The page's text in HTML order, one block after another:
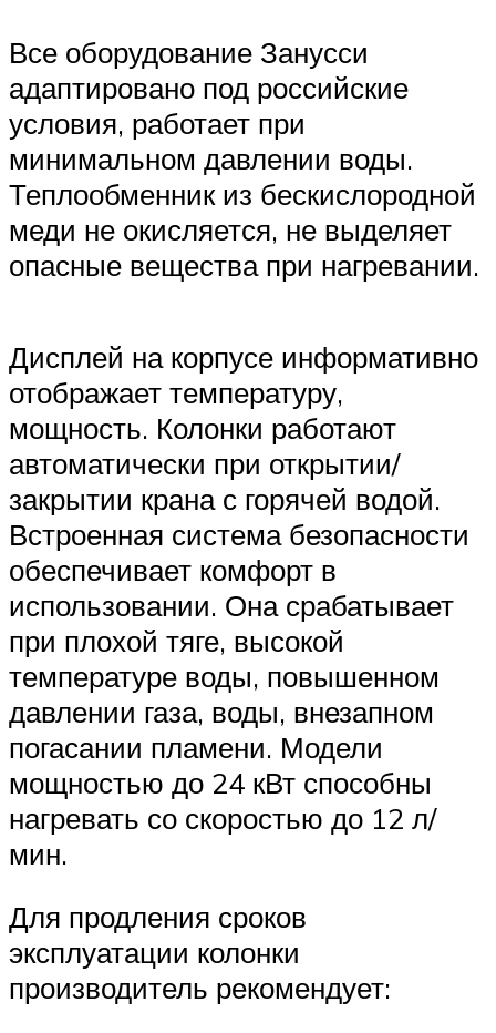
Все оборудование Занусси
адаптировано под российские
условия, работает при
минимальном давлении воды.
Теплообменник из бескислородной
меди не окисляется, не выделяет
опасные вещества при нагревании.
Дисплей на корпусе информативно
отображает температуру,
мощность. Колонки работают
автоматически при открытии/
закрытии крана с горячей водой.
Встроенная система безопасности
обеспечивает комфорт в
использовании. Она срабатывает
при плохой тяге, высокой
температуре воды, повышенном
давлении газа, воды, внезапном
погасании пламени. Модели
мощностью до 24 кВт способны
нагревать со скоростью до 12 л/
мин.
Для продления сроков
эксплуатации колонки
производитель рекомендует: